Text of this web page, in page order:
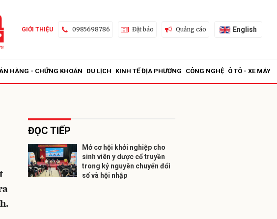
GIỚI THIỆU 0985698786 Đặt báo Quảng cáo English
HÀNG - CHỨNG KHOÁN DU LỊCH KINH TẾ ĐỊA PHƯƠNG CÔNG NGHỆ Ô TÔ - XE MÁY
ĐỌC TIẾP
Mở cơ hội khởi nghiệp cho
sinh viên y dược cổ truyền
trong kỷ nguyên chuyển đổi
số và hội nhập
Gửi